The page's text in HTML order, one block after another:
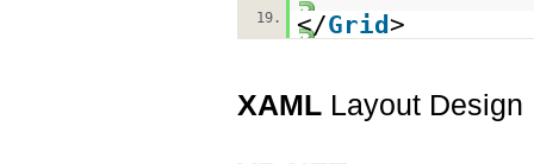
19.
</Grid>
XAML Layout Design